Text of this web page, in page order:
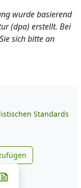
wurde basierend
(dpa) erstellt. Bei
sich bitte an
Standards
Google
auf Telegram
X